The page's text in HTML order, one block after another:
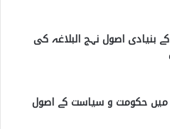
کے بنیادی اصول نہج البلاغہ کی
میں حکومت و سیاست کے اصول